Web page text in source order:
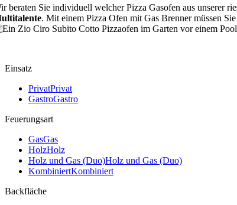
beraten Sie individuell welcher Pizza Gasofen aus unserer
. Mit einem Pizza Ofen mit Gas Brenner müssen
Einsatz
PrivatPrivat
GastroGastro
Feuerungsart
GasGas
HolzHolz
Holz und Gas (Duo)Holz und Gas (Duo)
KombiniertKombiniert
Backfläche